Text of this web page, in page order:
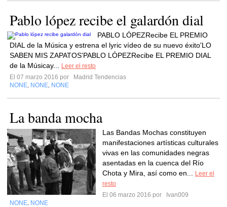
Pablo lópez recibe el galardón dial
PABLO LÓPEZRecibe EL PREMIO
DIAL de la Música y estrena el lyric vídeo de su nuevo éxito'LO
SABEN MIS ZAPATOS'PABLO LÓPEZRecibe EL PREMIO DIAL
de la Músicay...
Leer el resto
El 07 marzo 2016 por
Madrid Tendencias
NONE NONE NONE
La banda mocha
Las Bandas Mochas constituyen
manifestaciones artísticas culturales
vivas en las comunidades negras
asentadas en la cuenca del Río
Chota y Mira, así como en...
Leer el
resto
El 06 marzo 2016 por
Ivan009
NONE NONE